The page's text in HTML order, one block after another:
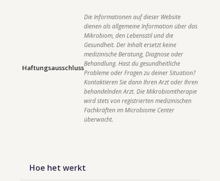
Haftungsausschluss
Die Informationen auf dieser Website
dienen als allgemeine Information über das
Mikrobiom, den Lebensstil und die
Gesundheit. Der Inhalt ersetzt keine
medizinische Beratung, Diagnose oder
Behandlung. Hast du gesundheitliche
Probleme oder Fragen zu deiner Situation?
Kontaktieren Sie dann Ihren Arzt oder Ihren
behandelnden Arzt. Die Mikrobiomtherapie
wird stets von registrierten medizinischen
Fachkräften im Microbiome Center
überwacht.
Hoe het werkt